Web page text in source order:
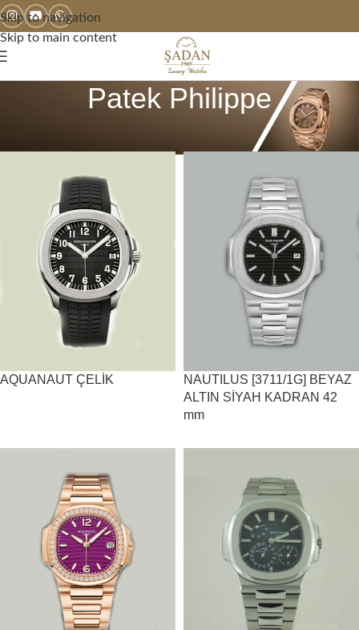
Skip to navigation
Skip to main content
Patek Philippe
AQUANAUT ÇELİK
NAUTILUS [3711/1G] BEYAZ
ALTIN SİYAH KADRAN 42
mm